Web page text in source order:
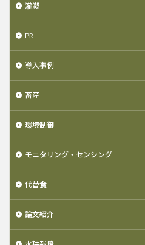
灌漑
PR
導入事例
畜産
環境制御
モニタリング・センシング
代替食
論文紹介